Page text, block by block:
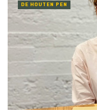
DE HOUTEN PEN